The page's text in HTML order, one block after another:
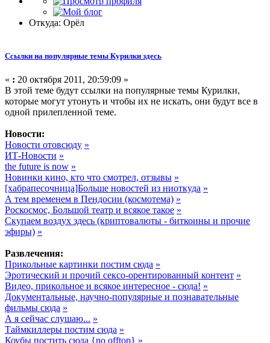
Откуда: Орёл
Ссылки на популярные темы Курилки здесь
« : 20 октября 2011, 20:59:09 »
В этой теме будут ссылки на популярные темы Курилки,
которые могут утонуть и чтобы их не искать, они будут все в
одной прилепленной теме.
Новости:
Новости отовсюду »
ИТ-Новости »
the future is now »
Новинки кино, кто что смотрел, отзывы »
[хабрапесочница]Больше новостей из ниоткуда »
А тем временем в Пендосии (космотема) »
Роскосмос, Большой театр и всякое такое »
Cкупаем воздух здесь (криптовалюты - биткоины и прочие
эфиры) »
Развлечения:
Прикольные картинки постим сюда »
Эротический и прочий сексо-орентированный контент »
Видео, прикольное и всякое интересное - сюда! »
Документальные, научно-популярные и познавательные
фильмы сюда »
А я сейчас слушаю... »
Таймкиллеры постим сюда »
Коубы постить сюда {no offtop} »